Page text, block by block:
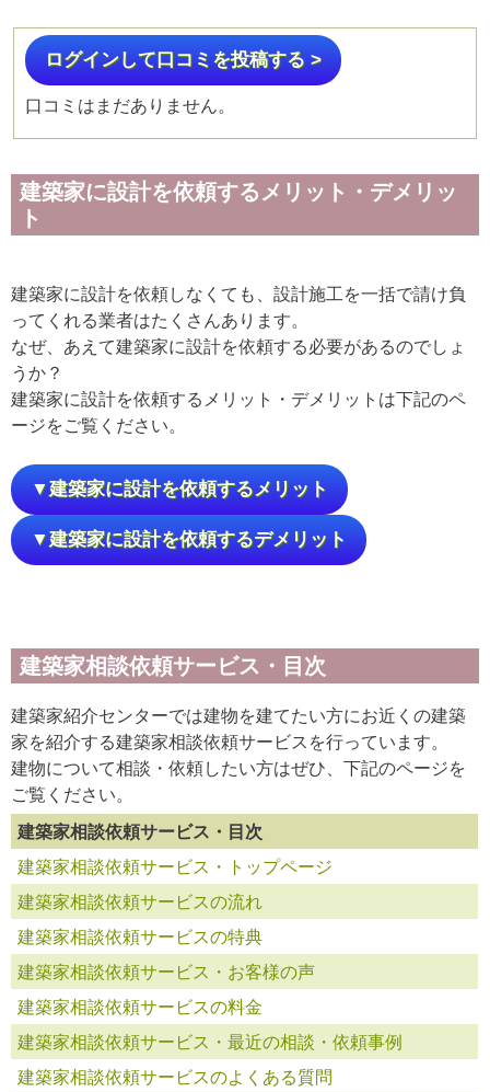
ログインして口コミを投稿する >
口コミはまだありません。
建築家に設計を依頼するメリット・デメリッ
ト
建築家に設計を依頼しなくても、設計施工を一括で請け負
ってくれる業者はたくさんあります。
なぜ、あえて建築家に設計を依頼する必要があるのでしょ
うか？
建築家に設計を依頼するメリット・デメリットは下記のペ
ージをご覧ください。
▼建築家に設計を依頼するメリット
▼建築家に設計を依頼するデメリット
建築家相談依頼サービス・目次
建築家紹介センターでは建物を建てたい方にお近くの建築
家を紹介する建築家相談依頼サービスを行っています。
建物について相談・依頼したい方はぜひ、下記のページを
ご覧ください。
建築家相談依頼サービス・目次
建築家相談依頼サービス・トップページ
建築家相談依頼サービスの流れ
建築家相談依頼サービスの特典
建築家相談依頼サービス・お客様の声
建築家相談依頼サービスの料金
建築家相談依頼サービス・最近の相談・依頼事例
建築家相談依頼サービスのよくある質問